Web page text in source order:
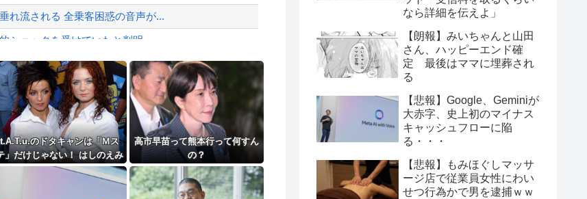
Powered by livedoor 相互RSS
れ流される 全乗客困惑の音声が...
ショックを受けていたと判明
山の兆し＝韓国の反応
ーゴール！！
t.A.T.u.のドタキャンは「Ｍス
」だけじゃない！ はしのえみ
「来なかったんですよ…」
高市早苗って熊本行って何すん
の？
なら詳細を伝えよ」
【朗報】みいちゃんと山田
さん、ハッピーエンド確
定 最後はママに埋葬され
る
【悲報】Google、Geminiが
大赤字、史上初のマイナス
キャッシュフローに陥
る・・・
【悲報】もみほぐしマッサ
ージ店で従業員女性にわい
せつ行為かで男を逮捕ｗｗ